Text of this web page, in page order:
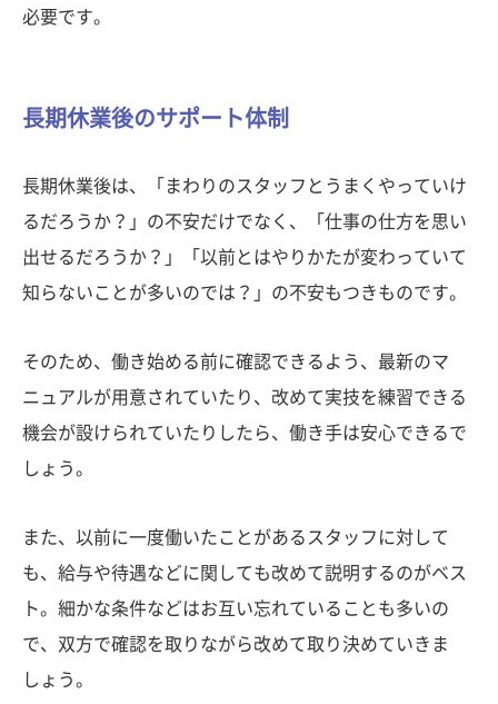
必要です。
長期休業後のサポート体制
長期休業後は、「まわりのスタッフとうまくやっていけ
るだろうか？」の不安だけでなく、「仕事の仕方を思い
出せるだろうか？」「以前とはやりかたが変わっていて
知らないことが多いのでは？」の不安もつきものです。
そのため、働き始める前に確認できるよう、最新のマ
ニュアルが用意されていたり、改めて実技を練習できる
機会が設けられていたりしたら、働き手は安心できるで
しょう。
また、以前に一度働いたことがあるスタッフに対して
も、給与や待遇などに関しても改めて説明するのがベス
ト。細かな条件などはお互い忘れていることも多いの
で、双方で確認を取りながら改めて取り決めていきま
しょう。